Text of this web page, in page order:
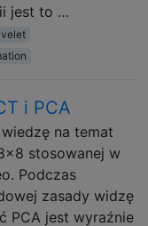
jest to …
i PCA
na temat
stosowanej w
Podczas
zasady widzę
PCA jest wyraźnie